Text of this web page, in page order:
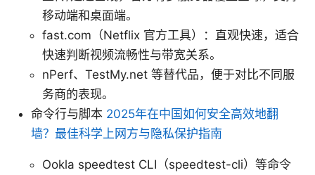
移动端和桌面端。
fast.com（Netflix 官方工具）：直观快速，适合
快速判断视频流畅性与带宽关系。
nPerf、TestMy.net 等替代品，便于对比不同服
务商的表现。
命令行与脚本 2025年在中国如何安全高效地翻
墙？最佳科学上网方与隐私保护指南
Ookla speedtest CLI（speedtest-cli）等命令